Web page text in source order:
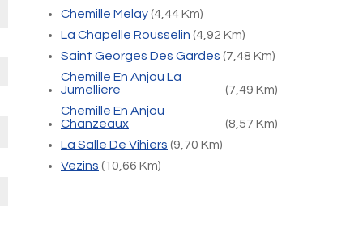
Chemille Melay(4,44 Km)
La Chapelle Rousselin (4,92 Km)
Saint Georges Des Gardes (7,48 Km)
Chemille En Anjou La
Jumelliere
(7,49 Km)
Chemille En Anjou
Chanzeaux
(8,57 Km)
La Salle De Vihiers (9,70 Km)
Vezins (10,66 Km)